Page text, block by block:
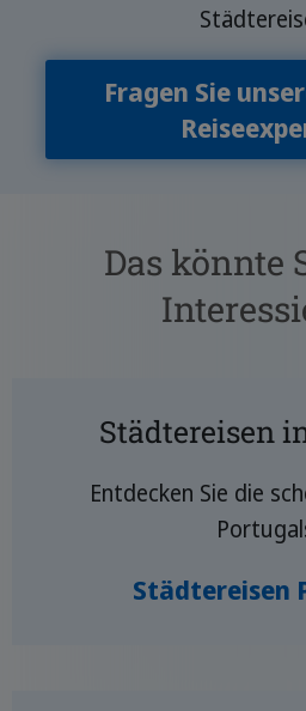
Fragen Sie
Das könnte
Städtereisen
Entdecken Sie die
Städtereisen